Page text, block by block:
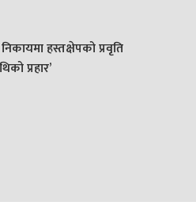
हस्तक्षेपको प्रवृति
प्रहार’